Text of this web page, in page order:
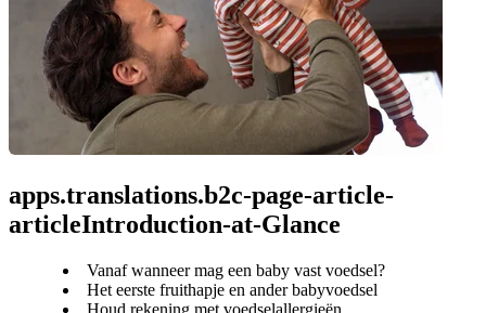
apps.translations.b2c-page-article-
articleIntroduction-at-Glance
Vanaf wanneer mag een baby vast voedsel?
Het eerste fruithapje en ander babyvoedsel
Houd rekening met voedselallergieën